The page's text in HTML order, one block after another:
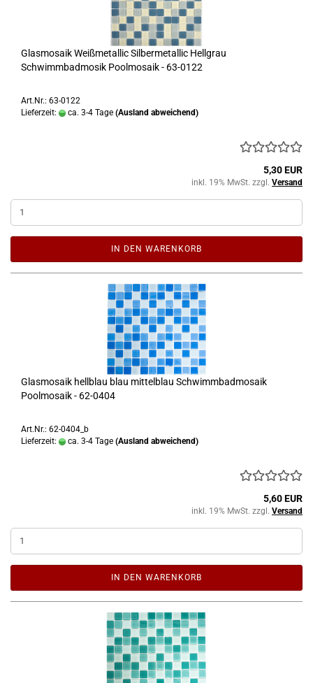
Glasmosaik Weißmetallic Silbermetallic Hellgrau
Schwimmbadmosik Poolmosaik - 63-0122
Art.Nr.: 63-0122
Lieferzeit:
ca. 3-4 Tage (Ausland abweichend)
5,30 EUR
inkl. 19% MwSt. zzgl. Versand
IN DEN WARENKORB
Glasmosaik hellblau blau mittelblau Schwimmbadmosaik
Poolmosaik - 62-0404
Art.Nr.: 62-0404_b
Lieferzeit:
ca. 3-4 Tage (Ausland abweichend)
5,60 EUR
inkl. 19% MwSt. zzgl. Versand
IN DEN WARENKORB